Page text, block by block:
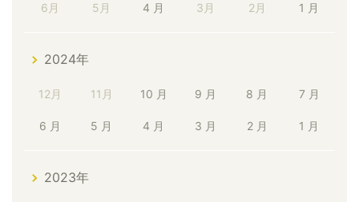
6月 5月 4 月 3月 2月 1 月
2024年
12月 11月 10 月 9 月 8 月 7 月
6 月 5 月 4 月 3 月 2 月 1 月
2023年